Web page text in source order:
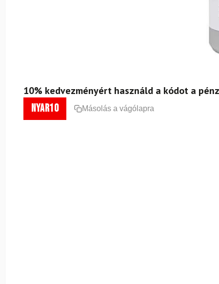
10% kedvezményért használd a kódot a
nyar10 Másolás a vágólapra